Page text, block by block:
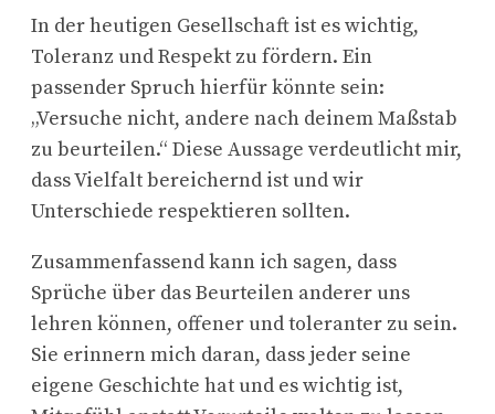
In der heutigen Gesellschaft ist es wichtig,
Toleranz und Respekt zu fördern. Ein
passender Spruch hierfür könnte sein:
„Versuche nicht, andere nach deinem Maßstab
zu beurteilen.“ Diese Aussage verdeutlicht mir,
dass Vielfalt bereichernd ist und wir
Unterschiede respektieren sollten.
Zusammenfassend kann ich sagen, dass
Sprüche über das Beurteilen anderer uns
lehren können, offener und toleranter zu sein.
Sie erinnern mich daran, dass jeder seine
eigene Geschichte hat und es wichtig ist,